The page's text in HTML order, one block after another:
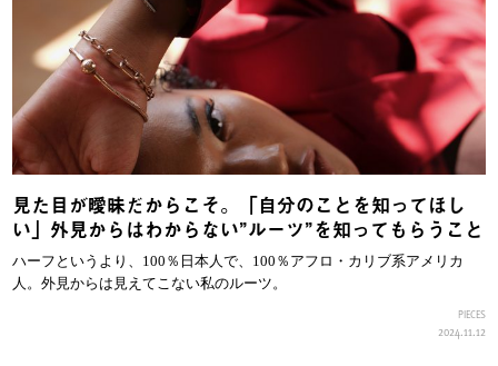
見た目が曖昧だからこそ。「自分のことを知ってほし
い」外見からはわからない”ルーツ”を知ってもらうこと
ハーフというより、100％日本人で、100％アフロ・カリブ系アメリカ
人。外見からは見えてこない私のルーツ。
PIECES
2024.11.12